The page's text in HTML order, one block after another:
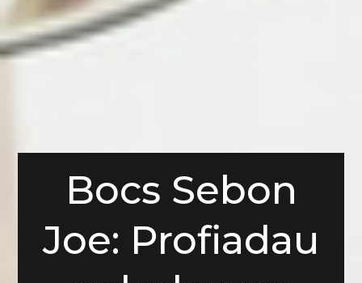
Bocs Sebon
Joe: Profiadau